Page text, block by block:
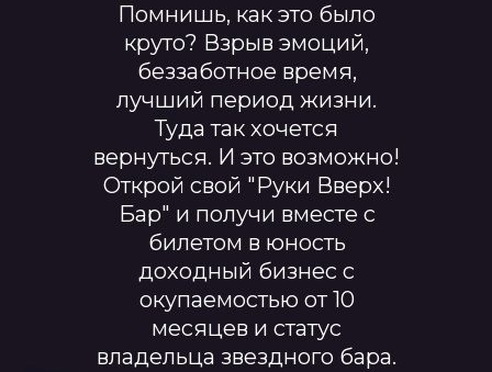
Помнишь, как это было
круто? Взрыв эмоций,
беззаботное время,
лучший период жизни.
Туда так хочется
вернуться. И это возможно!
Открой свой "Руки Вверх!
Бар" и получи вместе с
билетом в юность
доходный бизнес с
окупаемостью от 10
месяцев и статус
владельца звездного бара.